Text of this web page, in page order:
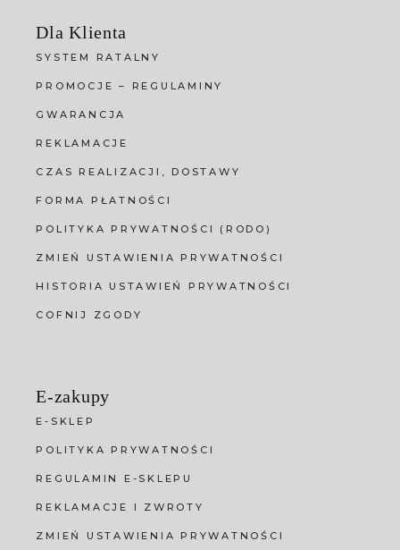
Dla Klienta
SYSTEM RATALNY
PROMOCJE – REGULAMINY
GWARANCJA
REKLAMACJE
CZAS REALIZACJI, DOSTAWY
FORMA PŁATNOŚCI
POLITYKA PRYWATNOŚCI (RODO)
ZMIEŃ USTAWIENIA PRYWATNOŚCI
HISTORIA USTAWIEŃ PRYWATNOŚCI
COFNIJ ZGODY
E-zakupy
E-SKLEP
POLITYKA PRYWATNOŚCI
REGULAMIN E-SKLEPU
REKLAMACJE I ZWROTY
ZMIEŃ USTAWIENIA PRYWATNOŚCI